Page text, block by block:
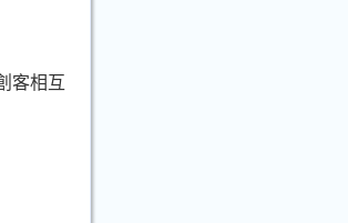
客相互